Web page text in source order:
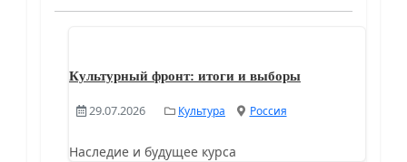
Культурный фронт: итоги и выборы
29.07.2026 Культура Россия
Наследие и будущее курса